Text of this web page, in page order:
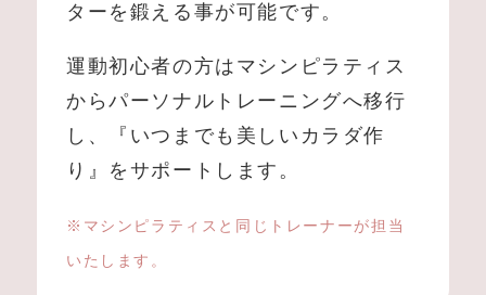
ターを鍛える事が可能です。
運動初心者の方はマシンピラティス
からパーソナルトレーニングへ移行
し、『いつまでも美しいカラダ作
り』をサポートします。
※マシンピラティスと同じトレーナーが担当
いたします。